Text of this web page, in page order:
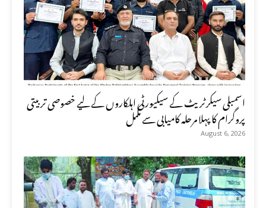
اسمبلی سیکرٹریٹ کے سیکیورٹی اہلکاروں کے لیے خصوصی تربیتی
پروگرام کا پہلا مرحلہ کامیابی سے مکمل
August 6, 2026